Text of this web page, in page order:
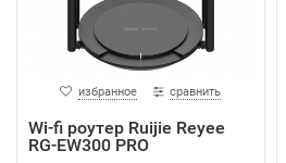
избранное сравнить
Wi-fi роутер Ruijie Reyee
RG-EW300 PRO